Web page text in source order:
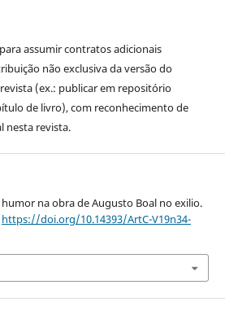
assumir contratos adicionais
não exclusiva da versão do
(ex.: publicar em repositório
de livro), com reconhecimento de
nesta revista.
na obra de Augusto Boal no exilio.
https://doi.org/10.14393/ArtC-V19n34-